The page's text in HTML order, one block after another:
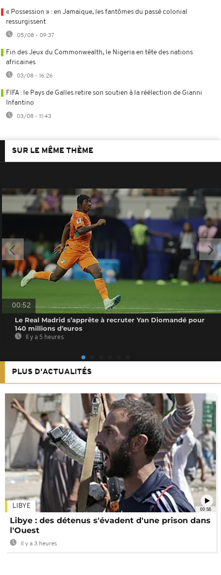
« Possession » : en Jamaïque, les fantômes du passé colonial
ressurgissent
05/08 - 09:37
Fin des Jeux du Commonwealth, le Nigeria en tête des nations
africaines
03/08 - 16:26
FIFA : le Pays de Galles retire son soutien à la réélection de Gianni
Infantino
03/08 - 11:43
SUR LE MÊME THÈME
00:52
Le Real Madrid s’apprête à recruter Yan Diomandé pour
140 millions d’euros
Il y a 5 heures
PLUS D'ACTUALITÉS
00:58
LIBYE
Libye : des détenus s'évadent d'une prison dans
l'Ouest
Il y a 3 heures